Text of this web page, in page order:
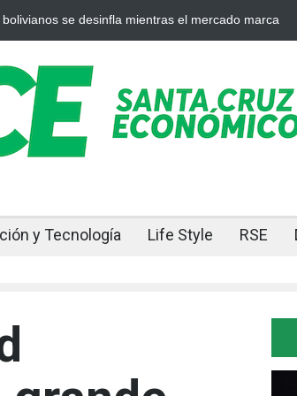
mercado marca
Cuando el oro y la plata se
y Tecnología Life Style RSE